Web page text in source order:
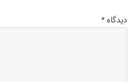
دیدگاه*